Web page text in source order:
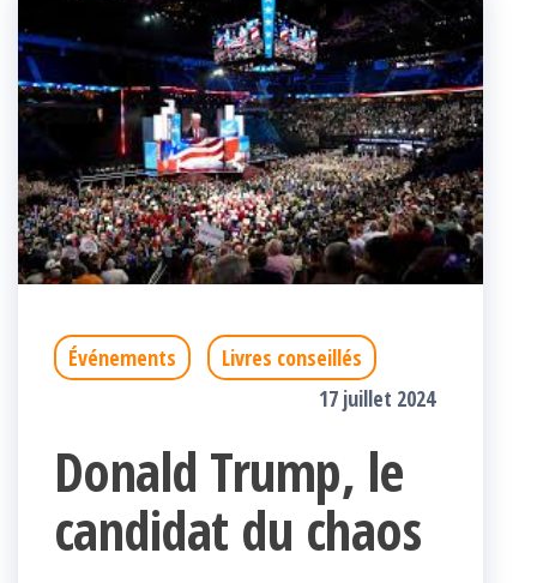
Événements
Livres conseillés
17 juillet 2024
Donald Trump, le
candidat du chaos